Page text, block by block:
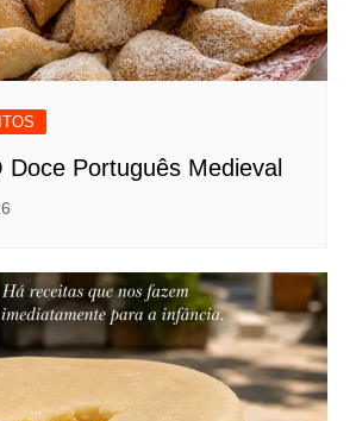
Doce Português Medieval